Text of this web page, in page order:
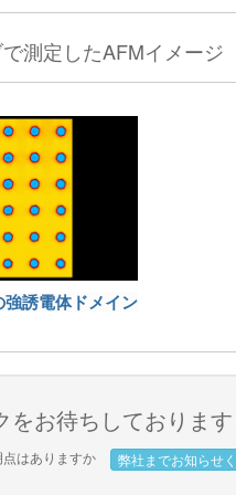
測定したAFMイメージ
誘電体ドメイン
をお待ちしております
はありますか 弊社までお知らせ